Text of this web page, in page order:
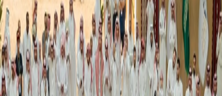
غير موثوقة